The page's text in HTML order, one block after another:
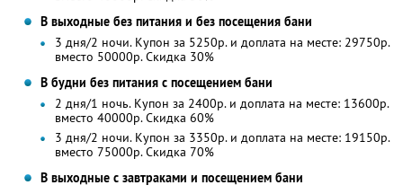
В выходные без питания и без посещения бани
3 дня/2 ночи. Купон за 5250р. и доплата на месте: 29750р.
вместо 50000р.Скидка 30%
В будни без питания с посещением бани
2 дня/1 ночь. Купон за 2400р. и доплата на месте: 13600р.
вместо 40000р.Скидка 60%
3 дня/2 ночи. Купон за 3350р. и доплата на месте: 19150р.
вместо 75000р.Скидка 70%
В выходные с завтраками и посещением бани